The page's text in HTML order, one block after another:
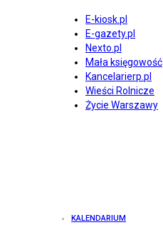
E-kiosk.pl
E-gazety.pl
Nexto.pl
Mała księgowość
Kancelarierp.pl
Wieści Rolnicze
Życie Warszawy
KALENDARIUM